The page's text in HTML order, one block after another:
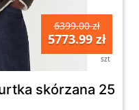
6399.00 zł
5773.99 zł
szt
skórzana